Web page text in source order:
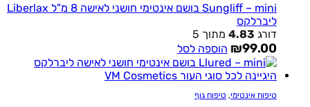
Sungliff – mini בושם אינטימי חושני לאישה 8 מ"ל Liberlax
ליברלקס
דורג 4.83 מתוך 5
₪99.00 הוספה לסל
טיפוח אינטימי, טיפוח גוף